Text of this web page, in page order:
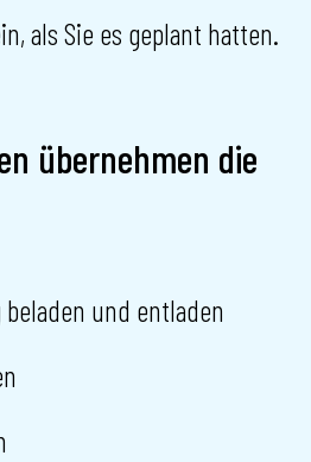
als Sie es geplant hatten.
übernehmen die
und entladen